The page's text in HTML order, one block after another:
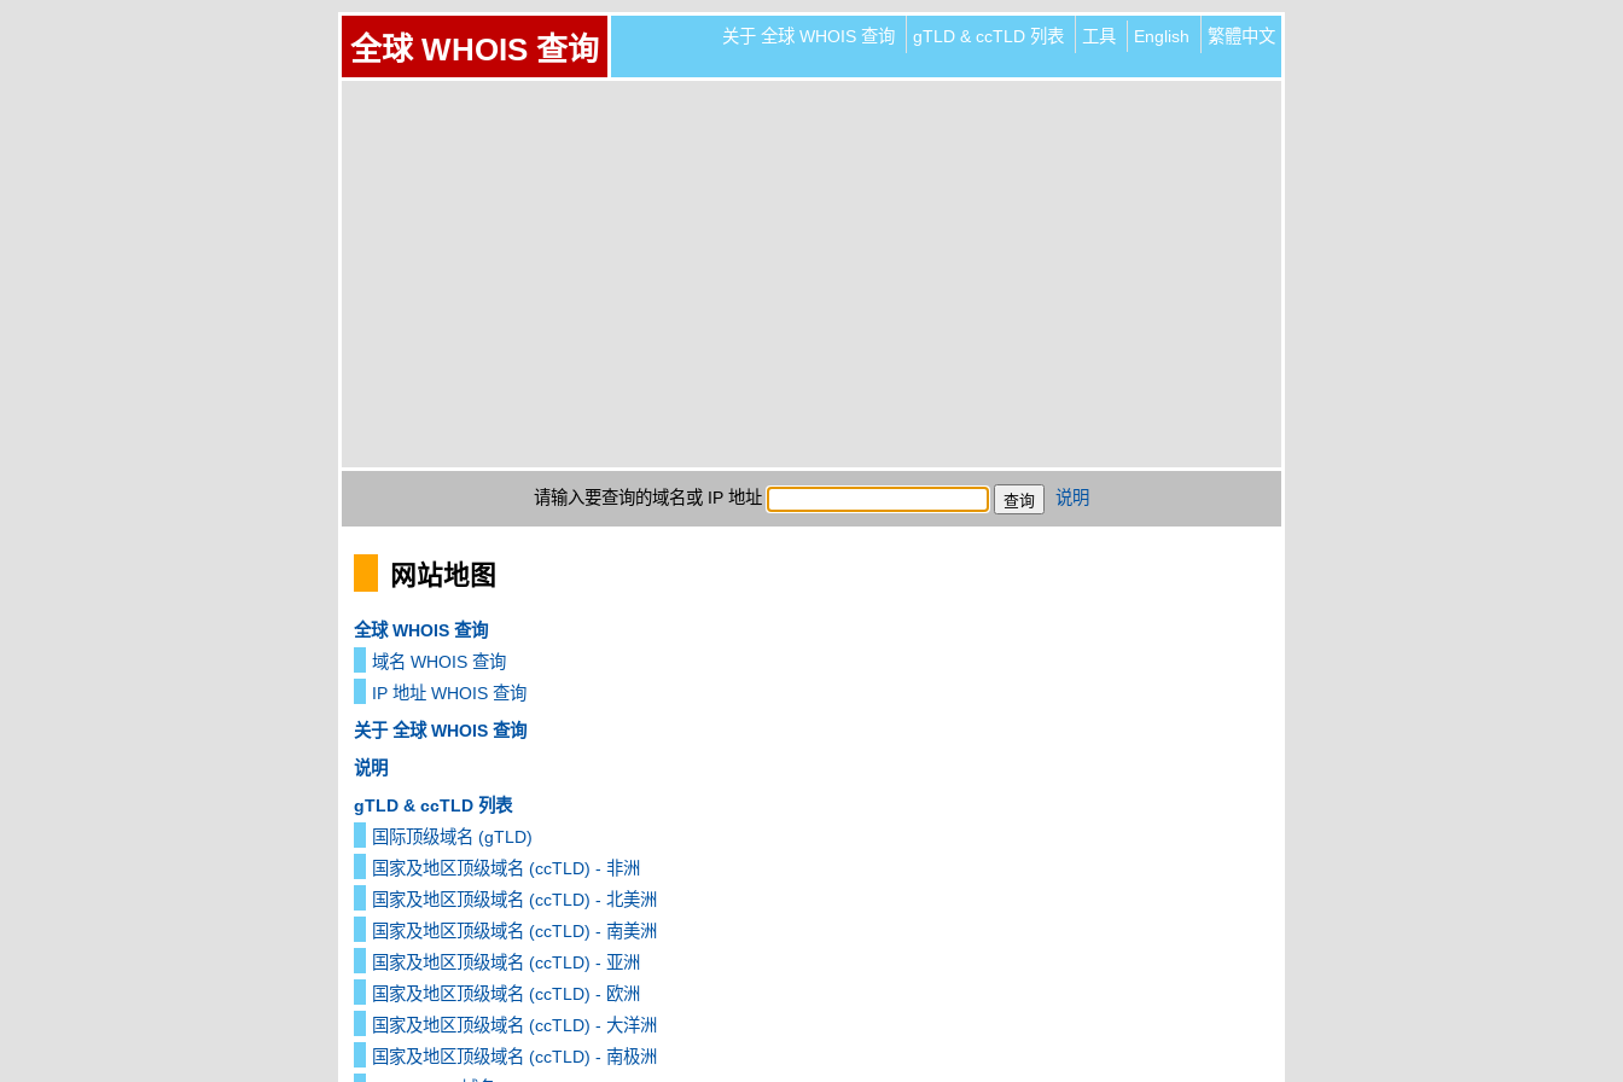
全球 WHOIS 查询 关于 全球 WHOIS 查询 gTLD & ccTLD 列表 工具 English 繁體中文
请输入要查询的域名或 IP 地址 说明
网站地图
全球 WHOIS 查询
域名 WHOIS 查询
IP 地址 WHOIS 查询
关于 全球 WHOIS 查询
说明
gTLD & ccTLD 列表
国际顶级域名 (gTLD)
国家及地区顶级域名 (ccTLD) - 非洲
国家及地区顶级域名 (ccTLD) - 北美洲
国家及地区顶级域名 (ccTLD) - 南美洲
国家及地区顶级域名 (ccTLD) - 亚洲
国家及地区顶级域名 (ccTLD) - 欧洲
国家及地区顶级域名 (ccTLD) - 大洋洲
国家及地区顶级域名 (ccTLD) - 南极洲